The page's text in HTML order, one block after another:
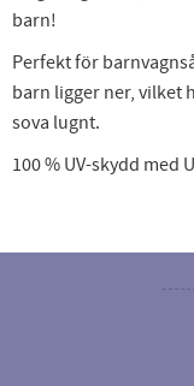
barn!
Perfekt för
barn ligger ner, vilket
sova lugnt.
100 % UV-skydd med